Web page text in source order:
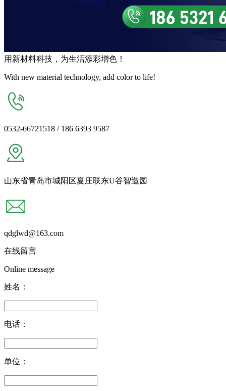
用 新材料科技，为生活添彩增色 ！
With new material technology, add color to life!
0532-66721518 / 186 6393 9587
山东省青岛市城阳区夏庄联东U谷智造园
qdglwd@163.com
在线留言
Online message
姓名：
电话：
单位：